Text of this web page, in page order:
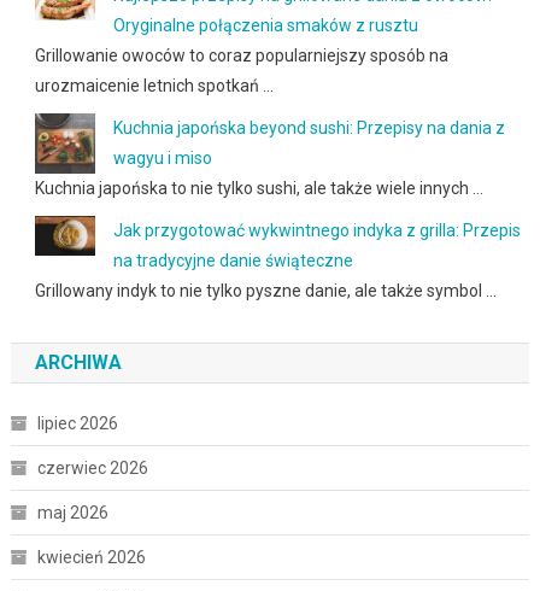
Oryginalne połączenia smaków z rusztu
Grillowanie owoców to coraz popularniejszy sposób na
urozmaicenie letnich spotkań …
Kuchnia japońska beyond sushi: Przepisy na dania z
wagyu i miso
Kuchnia japońska to nie tylko sushi, ale także wiele innych …
Jak przygotować wykwintnego indyka z grilla: Przepis
na tradycyjne danie świąteczne
Grillowany indyk to nie tylko pyszne danie, ale także symbol …
ARCHIWA
lipiec 2026
czerwiec 2026
maj 2026
kwiecień 2026